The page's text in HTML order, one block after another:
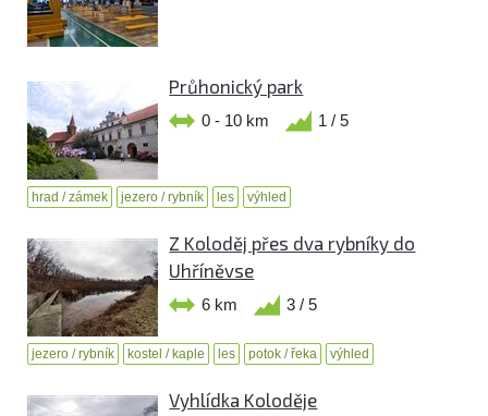
Průhonický park
0 - 10 km 1 / 5
hrad / zámek jezero / rybník les výhled
Z Koloděj přes dva rybníky do
Uhříněvse
6 km 3 / 5
jezero / rybník kostel / kaple les potok / řeka výhled
Vyhlídka Koloděje